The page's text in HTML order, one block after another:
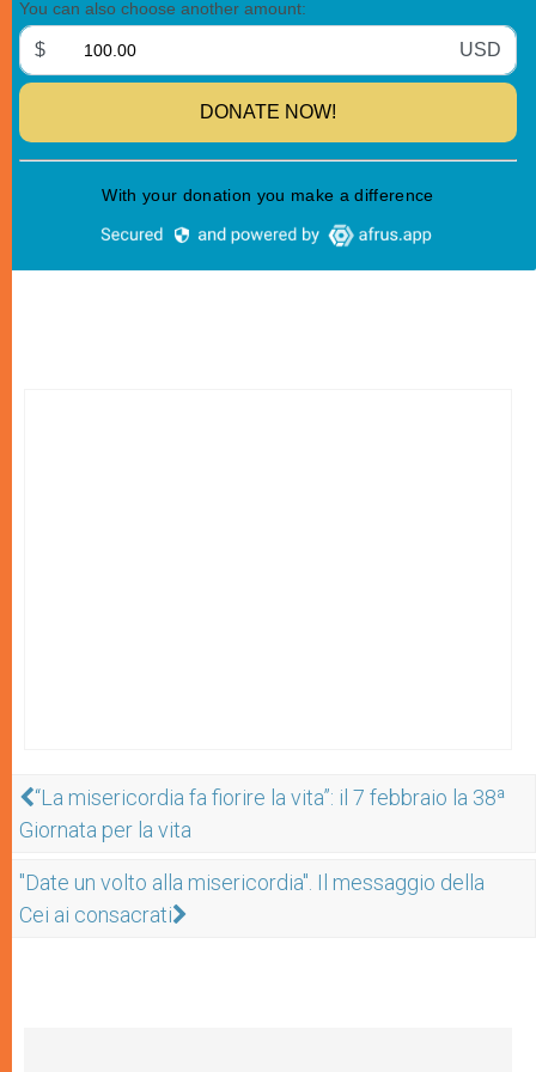
“La misericordia fa fiorire la vita”: il 7 febbraio la 38ª
Giornata per la vita
"Date un volto alla misericordia". Il messaggio della
Cei ai consacrati